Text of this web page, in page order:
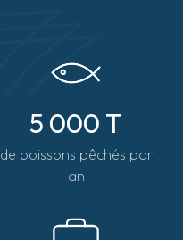
5 000 T
de poissons pêchés par
an